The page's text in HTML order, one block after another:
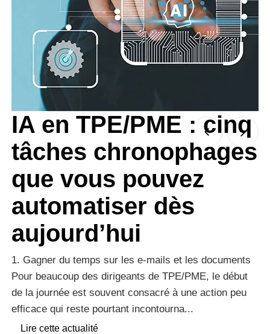
IA en TPE/PME : cinq
tâches chronophages
que vous pouvez
automatiser dès
aujourd’hui
1. Gagner du temps sur les e-mails et les documents
Pour beaucoup des dirigeants de TPE/PME, le début
de la journée est souvent consacré à une action peu
efficace qui reste pourtant incontourna...
Lire cette actualité